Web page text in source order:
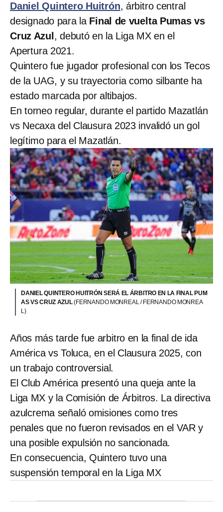
Daniel Quintero Huitrón, árbitro central
designado para la Final de vuelta Pumas vs
Cruz Azul , debutó en la Liga MX en el
Apertura 2021.
Quintero fue jugador profesional con los Tecos
de la UAG, y su trayectoria como silbante ha
estado marcada por altibajos.
En torneo regular, durante el partido Mazatlán
vs Necaxa del Clausura 2023 invalidó un gol
legítimo para el Mazatlán.
DANIEL QUINTERO HUITRÓN SERÁ EL ÁRBITRO EN LA FINAL PUM
AS VS CRUZ AZUL(FERNANDO MONREAL / FERNANDO MONREA
L)
Años más tarde fue arbitro en la final de ida
América vs Toluca, en el Clausura 2025, con
un trabajo controversial.
El Club América presentó una queja ante la
Liga MX y la Comisión de Árbitros. La directiva
azulcrema señaló omisiones como tres
penales que no fueron revisados en el VAR y
una posible expulsión no sancionada.
En consecuencia, Quintero tuvo una
suspensión temporal en la Liga MX